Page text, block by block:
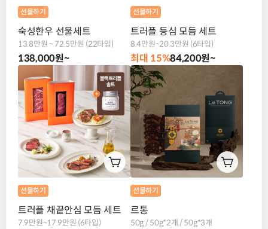
선물하기
숙성한우 선물세트
13.8만원 ~ 72.5만원 (22타입)
138,000원~
선물하기
트러플 등심 모듬 세트
8.4만원~20.3만원 (6타입)
최대 15%84,200원~
선물하기
트러플 채끝안심 모듬 세트
7.9만원~17.9만원 (6타입)
선물하기
르통
50g / 50g*2개 / 50g*3개